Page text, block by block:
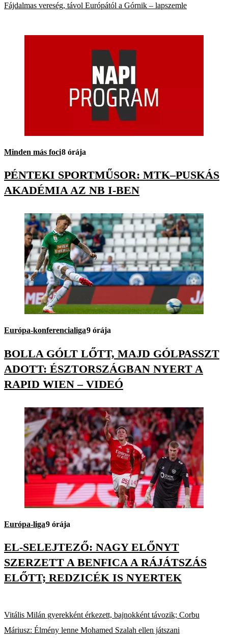
Fájdalmas vereség, távol Európától a Górnik – lapszemle
Minden más foci8 órája
PÉNTEKI SPORTMŰSOR: MTK–PUSKÁS
AKADÉMIA AZ NB I-BEN
Európa-konferencialiga9 órája
BOLLA GÓLT LŐTT, MAJD GÓLPASSZT
ADOTT: ÉSZTORSZÁGBAN NYERT A
RAPID WIEN – VIDEÓ
Európa-liga9 órája
EL-SELEJTEZŐ: NAGY ELŐNYT
SZERZETT A BENFICA A RÁJÁTSZÁS
ELŐTT; REDZICÉK IS NYERTEK
Vitális Milán gyerekként érkezett, bajnokként távozik; Corbu
Máriusz: Élmény lenne Mohamed Szalah ellen játszani